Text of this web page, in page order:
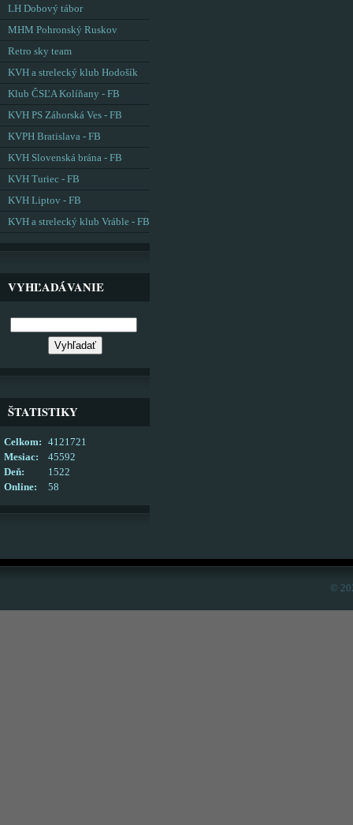
LH Dobový tábor
MHM Pohronský Ruskov
Retro sky team
KVH a strelecký klub Hodošík
Klub ČSĽA Kolíňany - FB
KVH PS Záhorská Ves - FB
KVPH Bratislava - FB
KVH Slovenská brána - FB
KVH Turiec - FB
KVH Liptov - FB
KVH a strelecký klub Vráble - FB
VYHĽADÁVANIE
ŠTATISTIKY
Online: 58
Celkom:
4121721
Mesiac:
45592
Deň:
1522
©